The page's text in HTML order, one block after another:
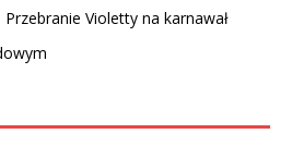
Violetty na karnawał